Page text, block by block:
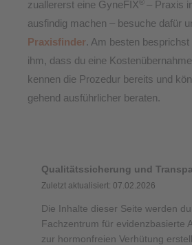
zuallererst eine GyneFIX ® – Praxis
ausfindig machen – besuche dafür
Praxisfinder. Am besten
ihm, dass du eine
kennen die Prozedur bereits und
gehend ausführlicher beraten.
Qualitätssicherung und
Zuletzt aktualisiert: 07.02.2026
Die Inhalte dieser Seite werden
Fachzentrum für evidenzbasierte
zur hormonfreien Verhütung